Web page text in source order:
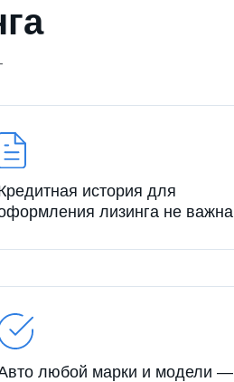
история для
лизинга не важна
любой марки и модели —